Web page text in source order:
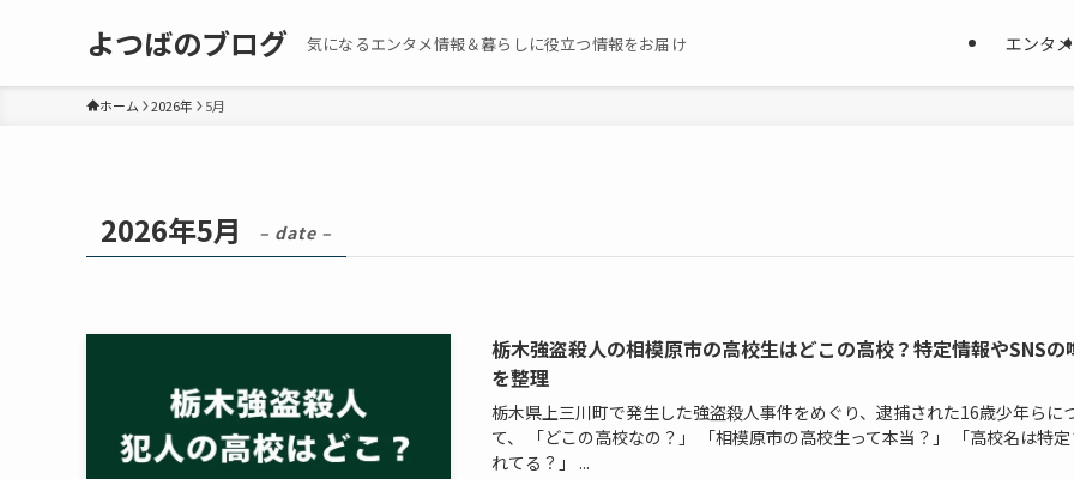
よつばのブログ 気になるエンタメ情報＆暮らしに役立つ情報をお届け エンタメ
ホーム 2026年 5月
2026年5月 – date –
栃木強盗殺人の相模原市の高校生はどこの高校？特定情報やSNSの
を整理
栃木県上三川町で発生した強盗殺人事件をめぐり、逮捕された16歳少年らに
て、 「どこの高校なの？」 「相模原市の高校生って本当？」 「高校名は特
れてる？」 ...